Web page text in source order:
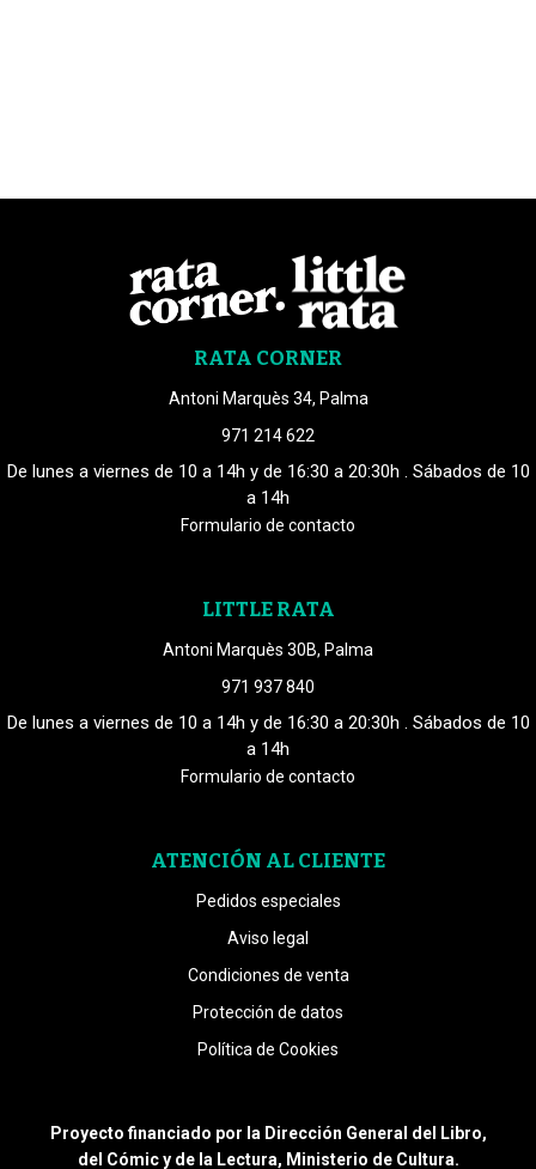
RATA CORNER
Antoni Marquès 34, Palma
971 214 622
De lunes a viernes de 10 a 14h y de 16:30 a 20:30h . Sábados de 10
a 14h
Formulario de contacto
LITTLE RATA
Antoni Marquès 30B, Palma
971 937 840
De lunes a viernes de 10 a 14h y de 16:30 a 20:30h . Sábados de 10
a 14h
Formulario de contacto
ATENCIÓN AL CLIENTE
Pedidos especiales
Aviso legal
Condiciones de venta
Protección de datos
Política de Cookies
Proyecto financiado por la Dirección General del Libro,
del Cómic y de la Lectura, Ministerio de Cultura.